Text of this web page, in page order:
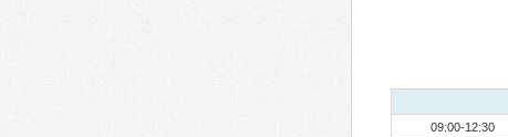
09:00-12:30